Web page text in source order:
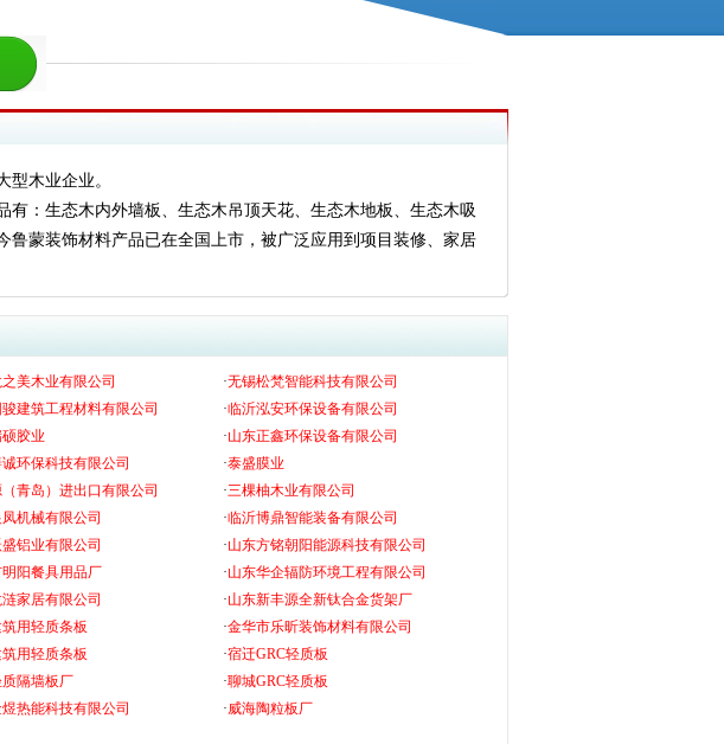
木业企业。
：生态木内外墙板、生态木吊顶天花、生态木地板、生态木吸
蒙装饰材料产品已在全国上市，被广泛应用到项目装修、家居
美木业有限公司 ·无锡松梵智能科技有限公司
建筑工程材料有限公司 ·临沂泓安环保设备有限公司
胶业 ·山东正鑫环保设备有限公司
环保科技有限公司 ·泰盛膜业
青岛）进出口有限公司 ·三棵柚木业有限公司
机械有限公司 ·临沂博鼎智能装备有限公司
铝业有限公司 ·山东方铭朝阳能源科技有限公司
阳餐具用品厂 ·山东华企辐防环境工程有限公司
家居有限公司 ·山东新丰源全新钛合金货架厂
用轻质条板 ·金华市乐昕装饰材料有限公司
用轻质条板 ·宿迁GRC轻质板
隔墙板厂 ·聊城GRC轻质板
热能科技有限公司 ·威海陶粒板厂